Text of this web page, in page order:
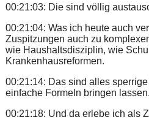
00:21:03: Die sind völlig
00:21:04: Was ich heute auch
Zuspitzungen auch zu
wie Haushaltsdisziplin, wie
Krankenhausreformen.
00:21:14: Das sind alles
einfache Formeln bringen lassen.
00:21:18: Und da erlebe ich als